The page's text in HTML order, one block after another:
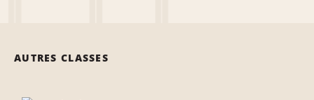
AUTRES CLASSES